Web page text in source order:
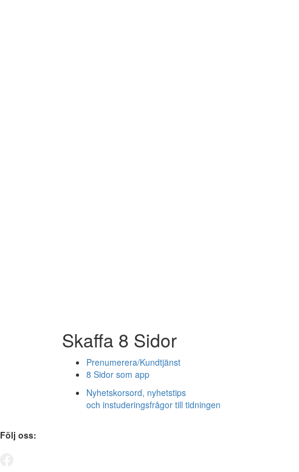
Skaffa 8 Sidor
Prenumerera/Kundtjänst
8 Sidor som app
Nyhetskorsord, nyhetstips
och instuderingsfrågor till tidningen
Följ oss: